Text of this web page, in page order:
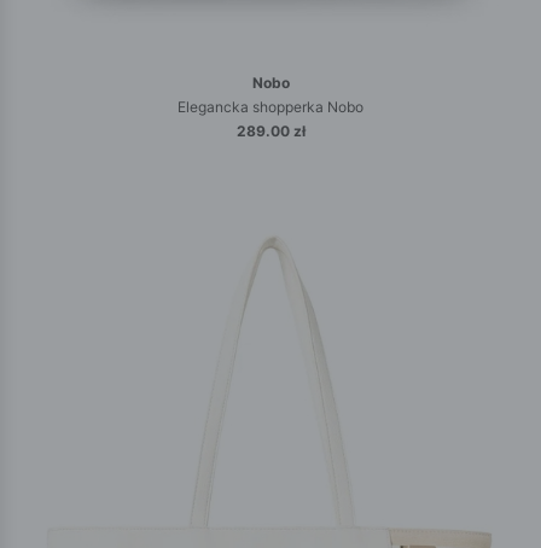
Nobo
Elegancka shopperka Nobo
289.00 zł